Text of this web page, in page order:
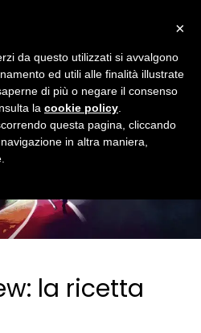
la ricetta
×
da questo utilizzati si avvalgono
ed utili alle finalità illustrate
di più o negare il consenso
la cookie policy
questa pagina, cliccando
in altra maniera,